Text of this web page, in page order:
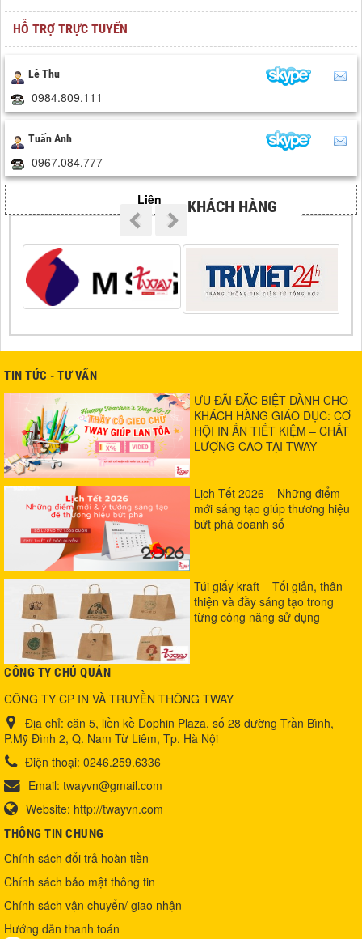
HỖ TRỢ TRỰC TUYẾN
Lê Thu
0984.809.111
Tuấn Anh
0967.084.777
Liên hệ hợp tácKHÁCH HÀNG
TIN TỨC - TƯ VẤN
ƯU ĐÃI ĐẶC BIỆT DÀNH CHO
KHÁCH HÀNG GIÁO DỤC: CƠ
HỘI IN ẤN TIẾT KIỆM – CHẤT
LƯỢNG CAO TẠI TWAY
Lịch Tết 2026 – Những điểm
mới sáng tạo giúp thương hiệu
bứt phá doanh số
Túi giấy kraft – Tối giản, thân
thiện và đầy sáng tạo trong
từng công năng sử dụng
CÔNG TY CHỦ QUẢN
CÔNG TY CP IN VÀ TRUYỀN THÔNG TWAY
Địa chỉ: căn 5, liền kề Dophin Plaza, số 28 đường Trần Bình,
P.Mỹ Đình 2, Q. Nam Từ Liêm, Tp. Hà Nội
Điện thoại: 0246.259.6336
Email: twayvn@gmail.com
Website: http://twayvn.com
THÔNG TIN CHUNG
Chính sách đổi trả hoàn tiền
Chính sách bảo mật thông tin
Chính sách vận chuyển/ giao nhận
Hướng dẫn thanh toán